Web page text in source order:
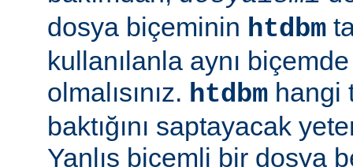
dosya biçeminin htdbm
kullanılanla aynı
olmalısınız. htdbm hangi
baktığını saptayacak
Yanlış biçemli bir dosya